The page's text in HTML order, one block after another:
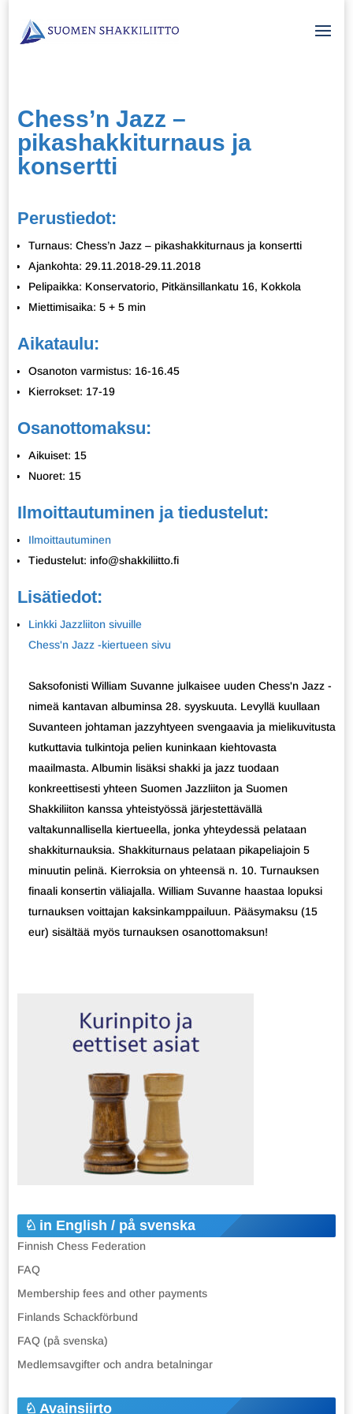
Chess’n Jazz –
pikashakkiturnaus ja
konsertti
Perustiedot:
Turnaus: Chess’n Jazz – pikashakkiturnaus ja konsertti
Ajankohta: 29.11.2018-29.11.2018
Pelipaikka: Konservatorio, Pitkänsillankatu 16, Kokkola
Miettimisaika: 5 + 5 min
Aikataulu:
Osanoton varmistus: 16-16.45
Kierrokset: 17-19
Osanottomaksu:
Aikuiset: 15
Nuoret: 15
Ilmoittautuminen ja tiedustelut:
Ilmoittautuminen
Tiedustelut: info@shakkiliitto.fi
Lisätiedot:
Linkki Jazzliiton sivuille
Chess'n Jazz -kiertueen sivu
Saksofonisti William Suvanne julkaisee uuden Chess'n Jazz -
nimeä kantavan albuminsa 28. syyskuuta. Levyllä kuullaan
Suvanteen johtaman jazzyhtyeen svengaavia ja mielikuvitusta
kutkuttavia tulkintoja pelien kuninkaan kiehtovasta
maailmasta. Albumin lisäksi shakki ja jazz tuodaan
konkreettisesti yhteen Suomen Jazzliiton ja Suomen
Shakkiliiton kanssa yhteistyössä järjestettävällä
valtakunnallisella kiertueella, jonka yhteydessä pelataan
shakkiturnauksia. Shakkiturnaus pelataan pikapeliajoin 5
minuutin pelinä. Kierroksia on yhteensä n. 10. Turnauksen
finaali konsertin väliajalla. William Suvanne haastaa lopuksi
turnauksen voittajan kaksinkamppailuun. Pääsymaksu (15
eur) sisältää myös turnauksen osanottomaksun!
in English / på svenska
Finnish Chess Federation
FAQ
Membership fees and other payments
Finlands Schackförbund
FAQ (på svenska)
Medlemsavgifter och andra betalningar
Avainsiirto